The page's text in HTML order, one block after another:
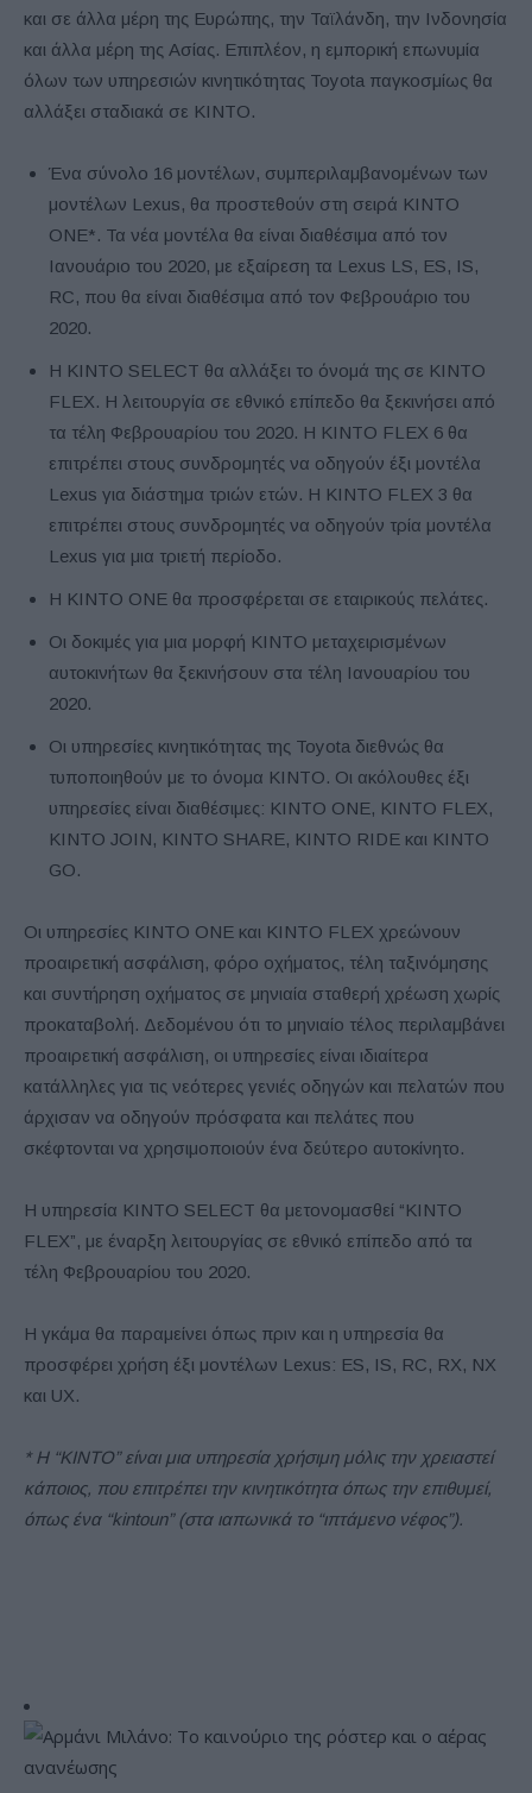
και σε άλλα μέρη της Ευρώπης, την Ταϊλάνδη, την Ινδονησία
και άλλα μέρη της Ασίας. Επιπλέον, η εμπορική επωνυμία
όλων των υπηρεσιών κινητικότητας Toyota παγκοσμίως θα
αλλάξει σταδιακά σε KINTO.
Ένα σύνολο 16 μοντέλων, συμπεριλαμβανομένων των
μοντέλων Lexus, θα προστεθούν στη σειρά KINTO
ONE*. Τα νέα μοντέλα θα είναι διαθέσιμα από τον
Ιανουάριο του 2020, με εξαίρεση τα Lexus LS, ES, IS,
RC, που θα είναι διαθέσιμα από τον Φεβρουάριο του
2020.
Η KINTO SELECT θα αλλάξει το όνομά της σε KINTO
FLEX. Η λειτουργία σε εθνικό επίπεδο θα ξεκινήσει από
τα τέλη Φεβρουαρίου του 2020. Η KINTO FLEX 6 θα
επιτρέπει στους συνδρομητές να οδηγούν έξι μοντέλα
Lexus για διάστημα τριών ετών. Η KINTO FLEX 3 θα
επιτρέπει στους συνδρομητές να οδηγούν τρία μοντέλα
Lexus για μια τριετή περίοδο.
Η KINTO ONE θα προσφέρεται σε εταιρικούς πελάτες.
Οι δοκιμές για μια μορφή KINTO μεταχειρισμένων
αυτοκινήτων θα ξεκινήσουν στα τέλη Ιανουαρίου του
2020.
Οι υπηρεσίες κινητικότητας της Toyota διεθνώς θα
τυποποιηθούν με το όνομα KINTO. Οι ακόλουθες έξι
υπηρεσίες είναι διαθέσιμες: KINTO ONE, KINTO FLEX,
KINTO JOIN, KINTO SHARE, KINTO RIDE και KINTO
GO.
Οι υπηρεσίες KINTO ONE και KINTO FLEX χρεώνουν
προαιρετική ασφάλιση, φόρο οχήματος, τέλη ταξινόμησης
και συντήρηση οχήματος σε μηνιαία σταθερή χρέωση χωρίς
προκαταβολή. Δεδομένου ότι το μηνιαίο τέλος περιλαμβάνει
προαιρετική ασφάλιση, οι υπηρεσίες είναι ιδιαίτερα
κατάλληλες για τις νεότερες γενιές οδηγών και πελατών που
άρχισαν να οδηγούν πρόσφατα και πελάτες που
σκέφτονται να χρησιμοποιούν ένα δεύτερο αυτοκίνητο.
Η υπηρεσία KINTO SELECT θα μετονομασθεί “KINTO
FLEX”, με έναρξη λειτουργίας σε εθνικό επίπεδο από τα
τέλη Φεβρουαρίου του 2020.
Η γκάμα θα παραμείνει όπως πριν και η υπηρεσία θα
προσφέρει χρήση έξι μοντέλων Lexus: ES, IS, RC, RX, NX
και UX.
* Η “KINTO” είναι μια υπηρεσία χρήσιμη μόλις την χρειαστεί
κάποιος, που επιτρέπει την κινητικότητα όπως την επιθυμεί,
όπως ένα “kintoun” (στα ιαπωνικά το “ιπτάμενο νέφος”).